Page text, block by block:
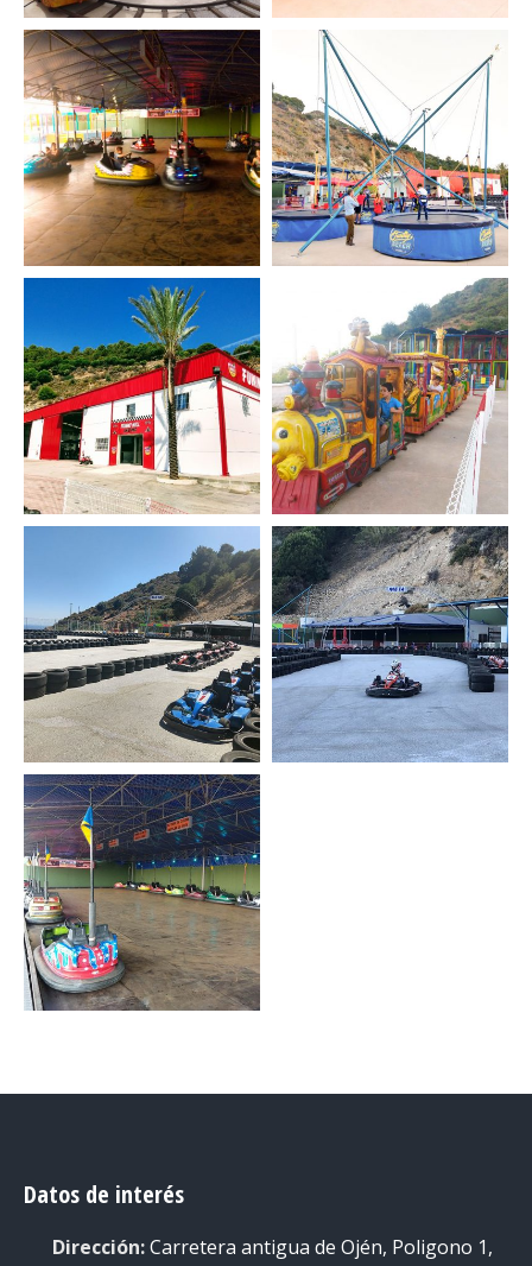
Datos de interés
Dirección:Carretera antigua de Ojén, Poligono 1,